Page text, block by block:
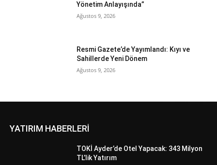
Yönetim Anlayışında”
Ağustos 9, 2026
Resmi Gazete’de Yayımlandı: Kıyı ve
Sahillerde Yeni Dönem
Ağustos 9, 2026
YATIRIM HABERLERİ
TOKİ Ayder’de Otel Yapacak: 343 Milyon
TL’lik Yatırım